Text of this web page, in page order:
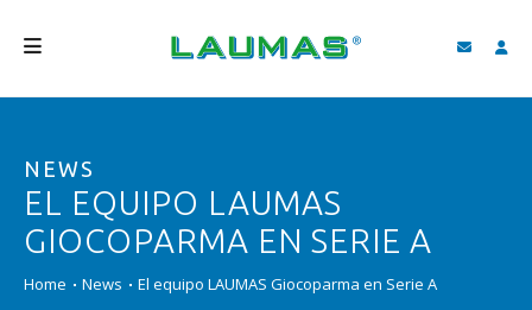
PRODUCTOS
SERVICIOS
NEWS
EL EQUIPO LAUMAS
GIOCOPARMA EN SERIE A
Home News El equipo LAUMAS Giocoparma en Serie A